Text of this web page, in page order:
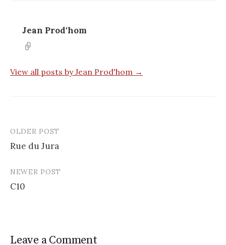
Jean Prod'hom
View all posts by Jean Prod'hom →
Post
navigation
OLDER POST
Rue du Jura
NEWER POST
C10
Leave a Comment